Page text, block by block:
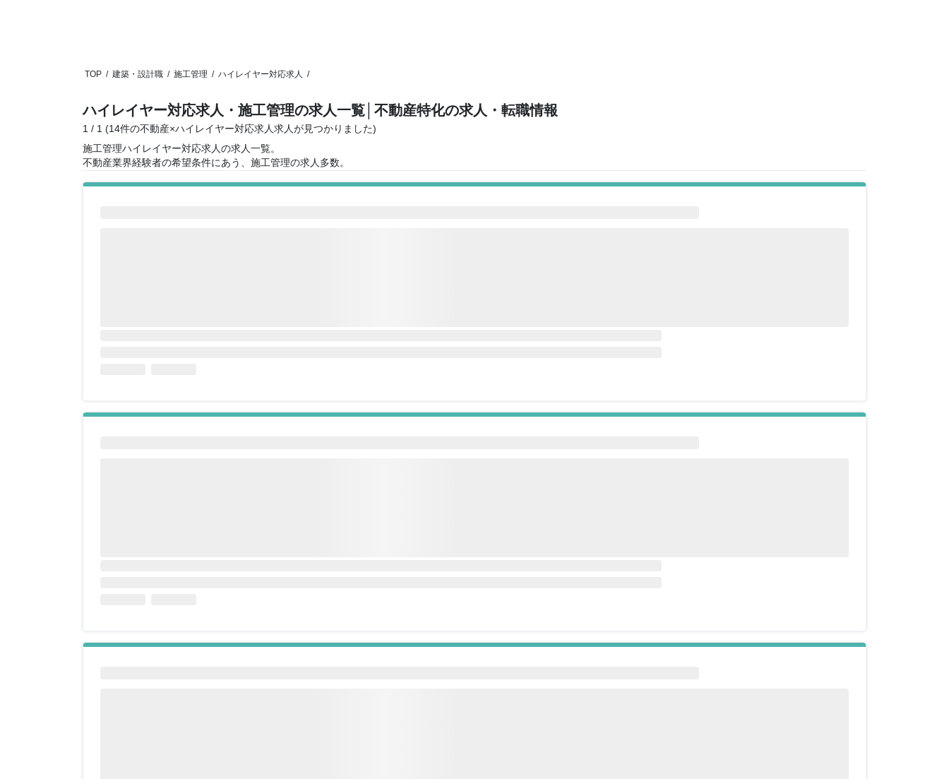
TOP / 建築・設計職 / 施工管理 / ハイレイヤー対応求人 /
ハイレイヤー対応求人・施工管理の求人一覧 │不動産特化の求人・転職情報
1 / 1 (14件の不動産×ハイレイヤー対応求人求人が見つかりました)
施工管理ハイレイヤー対応求人の求人一覧。
不動産業界経験者の希望条件にあう、施工管理の求人多数。